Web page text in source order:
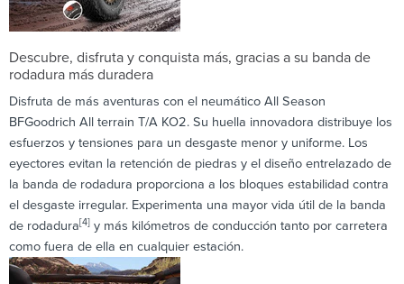
Descubre, disfruta y conquista más, gracias a su banda de
rodadura más duradera
Disfruta de más aventuras con el neumático All Season
BFGoodrich All terrain T/A KO2. Su huella innovadora distribuye los
esfuerzos y tensiones para un desgaste menor y uniforme. Los
eyectores evitan la retención de piedras y el diseño entrelazado de
la banda de rodadura proporciona a los bloques estabilidad contra
el desgaste irregular. Experimenta una mayor vida útil de la banda
de rodadura[4] y más kilómetros de conducción tanto por carretera
como fuera de ella en cualquier estación.